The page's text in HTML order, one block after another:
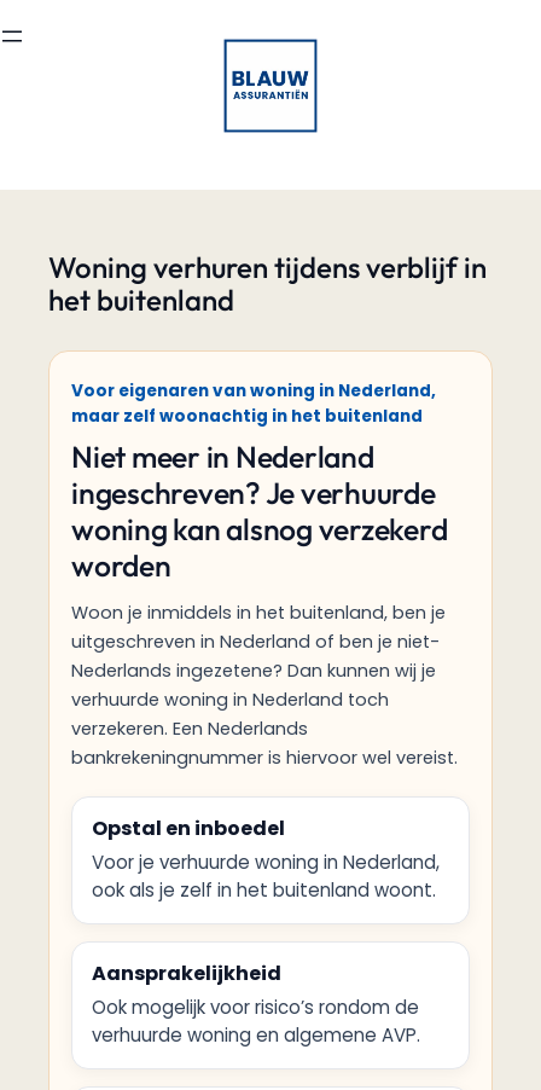
naar
Woning verhuren tijdens verblijf in
het buitenland
Voor eigenaren van woning in Nederland,
maar zelf woonachtig in het buitenland
Niet meer in Nederland
ingeschreven? Je verhuurde
woning kan alsnog verzekerd
worden
Woon je inmiddels in het buitenland, ben je
uitgeschreven in Nederland of ben je niet-
Nederlands ingezetene? Dan kunnen wij je
verhuurde woning in Nederland toch
verzekeren. Een Nederlands
bankrekeningnummer is hiervoor wel vereist.
Opstal en inboedel
Voor je verhuurde woning in Nederland,
ook als je zelf in het buitenland woont.
Aansprakelijkheid
Ook mogelijk voor risico’s rondom de
verhuurde woning en algemene AVP.